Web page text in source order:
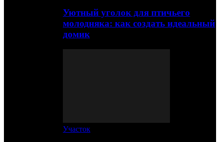
Уютный уголок для птичьего
молодняка: как создать идеальный
домик
Участок